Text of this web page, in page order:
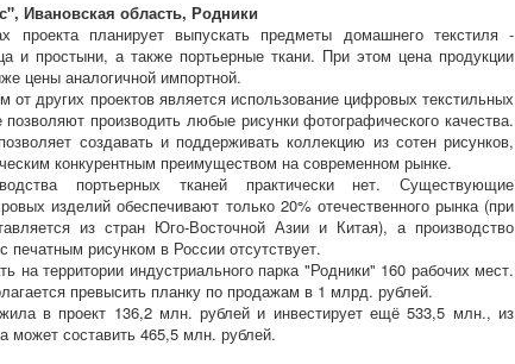
Ивановская область, Родники
проекта планирует выпускать предметы домашнего текстиля -
и простыни, а также портьерные ткани. При этом цена продукции
цены аналогичной импортной.
других проектов является использование цифровых текстильных
позволяют производить любые рисунки фотографического качества.
создавать и поддерживать коллекцию из сотен рисунков,
конкурентным преимуществом на современном рынке.
портьерных тканей практически нет. Существующие
изделий обеспечивают только 20% отечественного рынка (при
из стран Юго-Восточной Азии и Китая), а производство
печатным рисунком в России отсутствует.
на территории индустриального парка "Родники" 160 рабочих мест.
превысить планку по продажам в 1 млрд. рублей.
в проект 136,2 млн. рублей и инвестирует ещё 533,5 млн., из
может составить 465,5 млн. рублей.